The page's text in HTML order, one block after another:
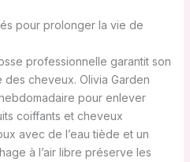
pour prolonger la vie de
professionnelle garantit son
cheveux. Olivia Garden
pour enlever
coiffants et cheveux
avec de l’eau tiède et un
à l’air libre préserve les